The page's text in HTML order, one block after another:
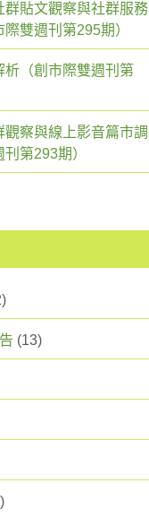
群貼文觀察與社群服務
雙週刊第295期）
析（創市際雙週刊第
觀察與線上影音篇市調
第293期）
(13)